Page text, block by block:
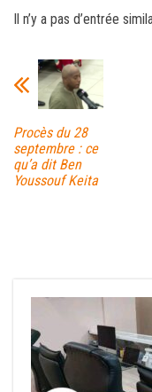
bo
ok
tt
er
ail
Il n’y a pas d’entrée
Procès du 28
septembre : ce
qu’a dit Ben
Youssouf Keita